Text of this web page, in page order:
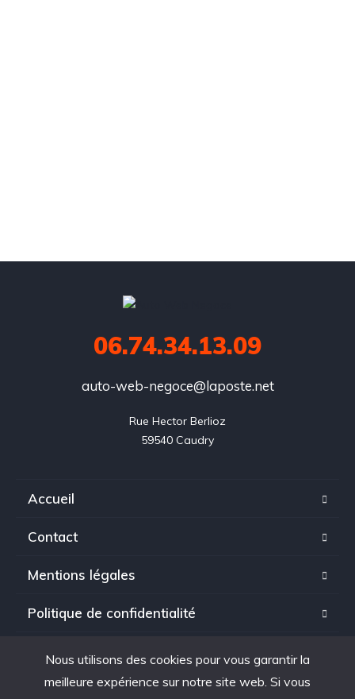
06.74.34.13.09
auto-web-negoce@laposte.net
Rue Hector Berlioz
59540 Caudry
Accueil
Contact
Mentions légales
Politique de confidentialité
Copyright © 2025. tous droits réservés à Auto Web Negoce.
Nous utilisons des cookies pour vous garantir la
meilleure expérience sur notre site web. Si vous